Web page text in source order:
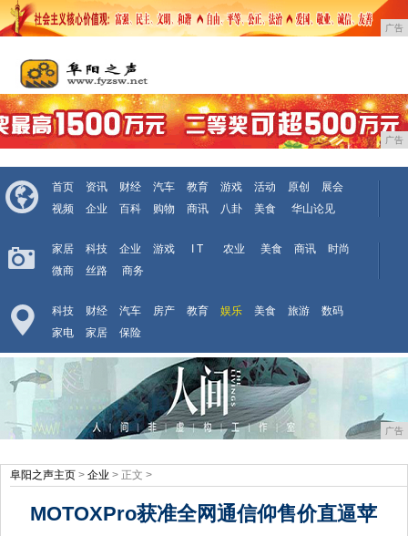
广告
广告
首页 资讯 财经 汽车 教育 游戏 活动 原创
展会
视频
企业 百科 购物 商讯 八卦 美食 华山论见
家居 科技 企业 游戏 I T 农业 美食 商讯
时尚
微商
丝路 商务
科技 财经 汽车 房产 教育 娱乐 美食 旅游
数码
家电
家居 保险
广告
阜阳之声主页 > 企业 > 正文 >
MOTOXPro获准全网通信仰售价直逼苹